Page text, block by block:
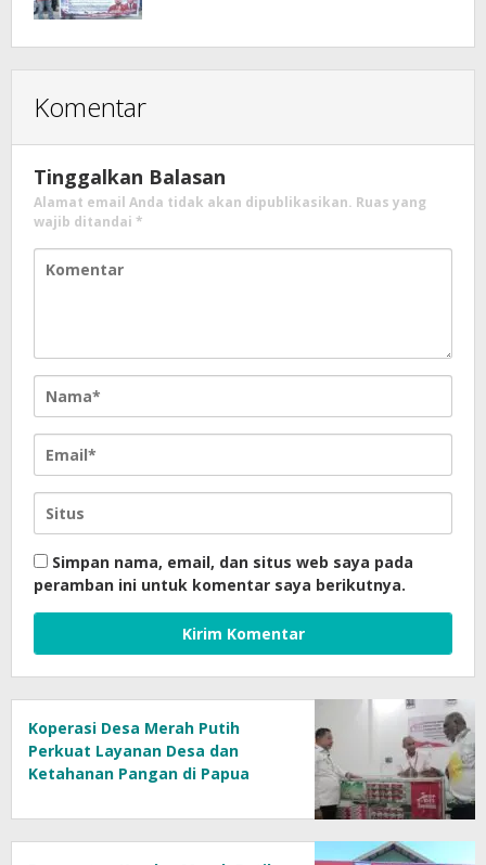
Komentar
Tinggalkan Balasan
Alamat email Anda tidak akan dipublikasikan. Ruas yang
wajib ditandai *
Simpan nama, email, dan situs web saya pada
peramban ini untuk komentar saya berikutnya.
Koperasi Desa Merah Putih
Perkuat Layanan Desa dan
Ketahanan Pangan di Papua